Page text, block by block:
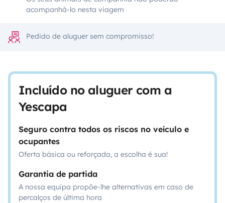
acompanhá-lo nesta viagem
Pedido de aluguer sem compromisso!
Incluído no aluguer com a
Yescapa
Seguro contra todos os riscos no veículo e
ocupantes
Oferta básica ou reforçada, a escolha é sua!
Garantia de partida
A nossa equipa propõe-lhe alternativas em caso de
percalços de última hora